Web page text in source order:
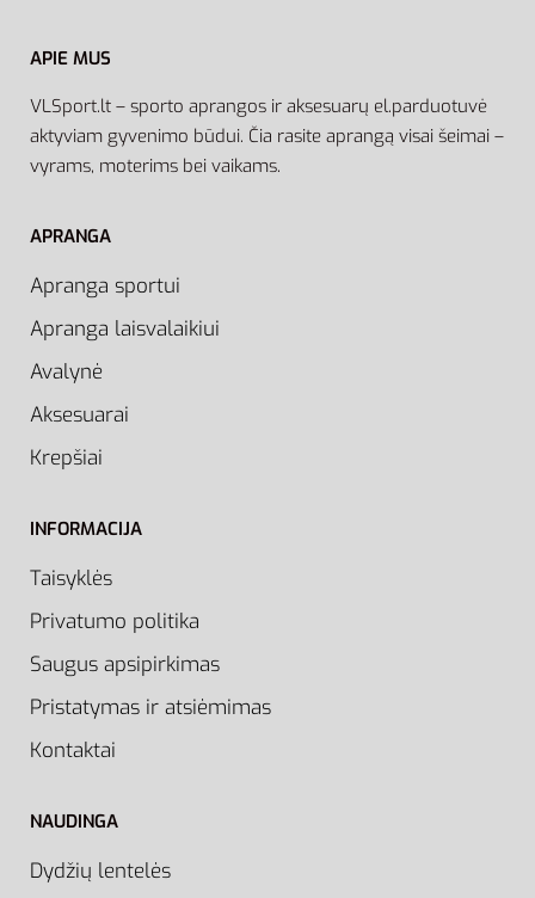
APIE MUS
VLSport.lt – sporto aprangos ir aksesuarų el.parduotuvė
aktyviam gyvenimo būdui. Čia rasite aprangą visai šeimai –
vyrams, moterims bei vaikams.
APRANGA
Apranga sportui
Apranga laisvalaikiui
Avalynė
Aksesuarai
Krepšiai
INFORMACIJA
Taisyklės
Privatumo politika
Saugus apsipirkimas
Pristatymas ir atsiėmimas
Kontaktai
NAUDINGA
Dydžių lentelės